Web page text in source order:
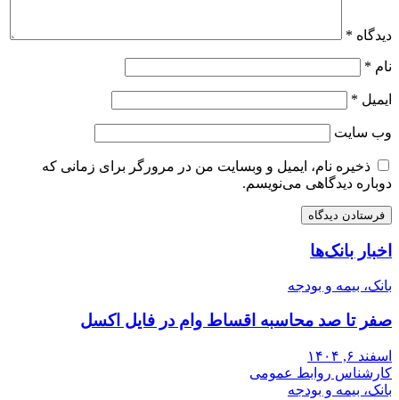
دیدگاه *
نام *
ایمیل *
وب‌ سایت
ذخیره نام، ایمیل و وبسایت من در مرورگر برای زمانی که
دوباره دیدگاهی می‌نویسم.
اخبار بانک‌ها
بانک، بیمه و بودجه
صفر تا صد محاسبه اقساط وام در فایل اکسل
اسفند ۶, ۱۴۰۴
کارشناس روابط عمومی
بانک، بیمه و بودجه